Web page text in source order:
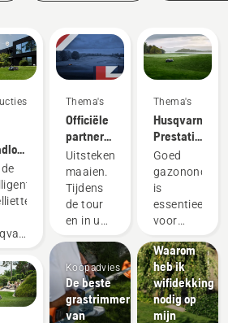
Thema's
Officiële
partner
in
robotmaaiers
van de
DP World
Tour
Uitstekend
maaien.
Tijdens
de tour
en in uw
Koopadvies
De beste
grastrimmer
van
Thema's
Husqvarna.
Prestaties
die het
spel
veranderen.
Goed
is
essentieel
voor
prestaties.
Deze
mentaliteit
wordt
weerspiegeld
Waarom
heb ik
wifidekking
nodig op
mijn